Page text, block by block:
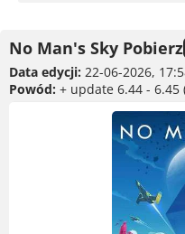
No Man's Sky Pobierz
Data edycji: 22-06-2026,
Powód: + update 6.44 - 6.45